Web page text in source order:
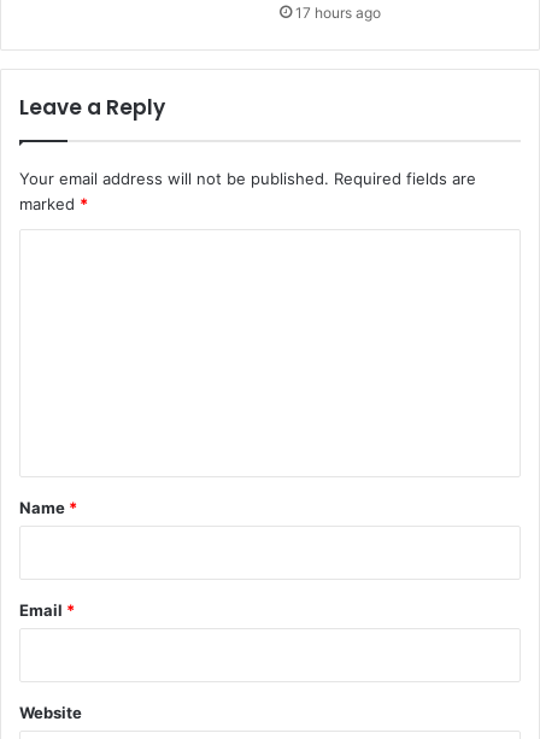
17 hours ago
Leave a Reply
Your email address will not be published. Required fields are
marked *
*
Name *
Email *
Website